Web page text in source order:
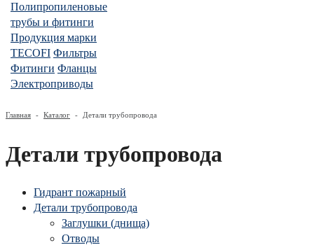
Полипропиленовые
трубы и фитинги
Продукция марки
TECOFI Фильтры
Фитинги Фланцы
Электроприводы
Главная - Каталог - Детали трубопровода
Детали трубопровода
Гидрант пожарный
Детали трубопровода
Заглушки (днища)
Отводы